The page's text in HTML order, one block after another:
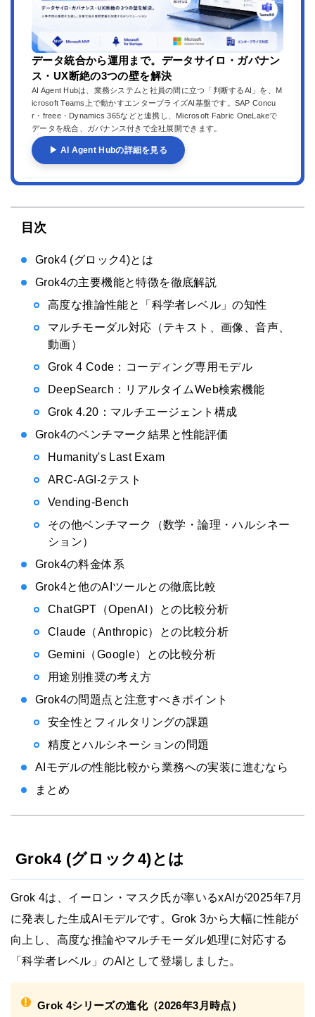
データ統合から運用まで。データサイロ・ガバナン
ス・UX断絶の3つの壁を解決
AI Agent Hubは、業務システムと社員の間に立つ「判断するAI」を、M
icrosoft Teams上で動かすエンタープライズAI基盤です。SAP Concu
r・freee・Dynamics 365などと連携し、Microsoft Fabric OneLakeで
データを統合、ガバナンス付きで全社展開できます。
▶ AI Agent Hubの詳細を見る
目次
Grok4 (グロック4)とは
Grok4の主要機能と特徴を徹底解説
高度な推論性能と「科学者レベル」の知性
マルチモーダル対応（テキスト、画像、音声、
動画）
Grok 4 Code：コーディング専用モデル
DeepSearch：リアルタイムWeb検索機能
Grok 4.20：マルチエージェント構成
Grok4のベンチマーク結果と性能評価
Humanity's Last Exam
ARC-AGI-2テスト
Vending-Bench
その他ベンチマーク（数学・論理・ハルシネー
ション）
Grok4の料金体系
Grok4と他のAIツールとの徹底比較
ChatGPT（OpenAI）との比較分析
Claude（Anthropic）との比較分析
Gemini（Google）との比較分析
用途別推奨の考え方
Grok4の問題点と注意すべきポイント
安全性とフィルタリングの課題
精度とハルシネーションの問題
AIモデルの性能比較から業務への実装に進むなら
まとめ
Grok4 (グロック4)とは
Grok 4は、イーロン・マスク氏が率いるxAIが2025年7月
に発表した生成AIモデルです。Grok 3から大幅に性能が
向上し、高度な推論やマルチモーダル処理に対応する
「科学者レベル」のAIとして登場しました。
! Grok 4シリーズの進化（2026年3月時点）